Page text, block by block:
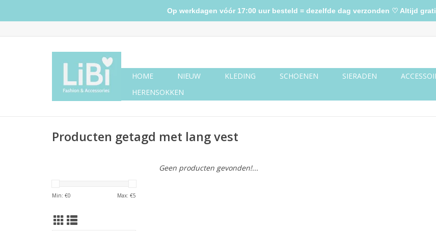
HOME NIEUW KLEDING SCHOENEN SIERADEN
HERENSOKKEN
Producten getagd met lang vest
Min: €0 Max: €5
Geen producten gevonden!...
Op werkdagen vóór 17:00 uur besteld = dezelfde dag verzonden ♡ Altijd